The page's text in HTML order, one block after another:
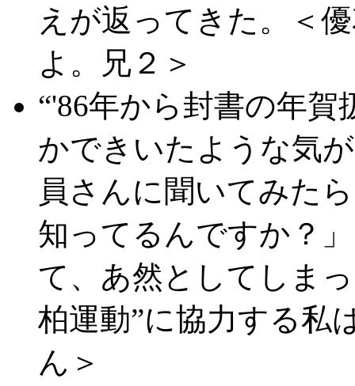
えが返ってきた。＜
よ。兄２＞
“'86年から封書の年
かできいたような気
員さんに聞いてみた
知ってるんですか？
て、あ然としてしま
柏運動”に協力する私
ん＞